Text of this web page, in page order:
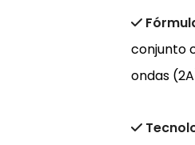
conjunto
ondas